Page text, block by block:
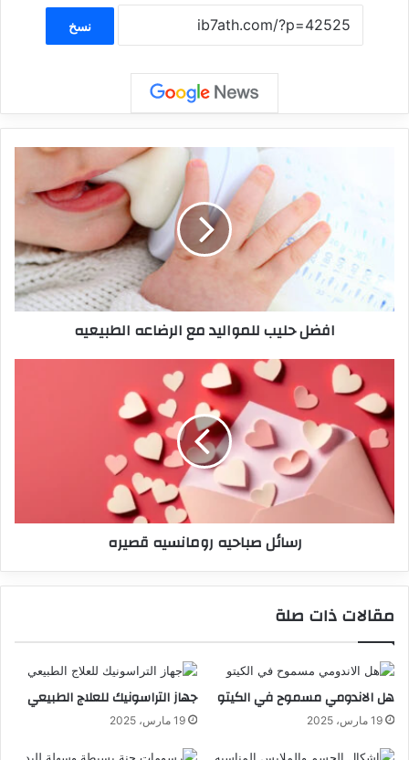
نسخ
افضل حليب للمواليد مع الرضاعه الطبيعيه
رسائل صباحيه رومانسيه قصيره
مقالات ذات صلة
هل الاندومي مسموح في الكيتو
19 مارس، 2025
جهاز التراسونيك للعلاج الطبيعي
19 مارس، 2025